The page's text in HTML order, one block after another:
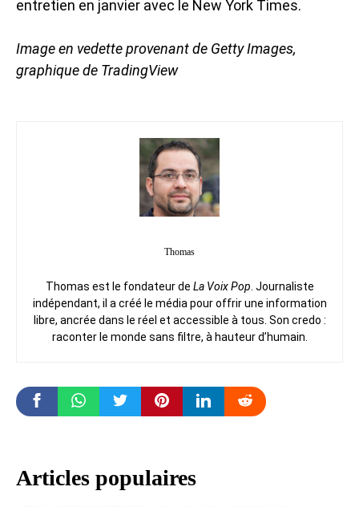
entretien en janvier avec le New York Times.
Image en vedette provenant de Getty Images,
graphique de TradingView
Thomas
Thomas est le fondateur de La Voix Pop . Journaliste
indépendant, il a créé le média pour offrir une information
libre, ancrée dans le réel et accessible à tous. Son credo :
raconter le monde sans filtre, à hauteur d’humain.
Articles populaires